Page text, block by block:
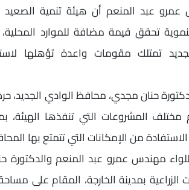
عبد المنعم أن هيئة تنمية الصعيد
تحقق قيمة مضافة للموارد المحلية،
تمتلك مقومات واعدة تؤهلها
حنان مجدي، محافظ الوادي الجديد،
مختلف المشروعات التي تنفذها الهيئة،
من الإمكانات التي تتمتع بها
مهندس عمرو عبد المنعم